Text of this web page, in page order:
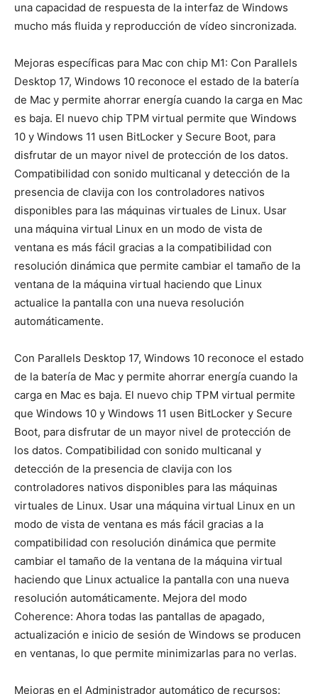
una capacidad de respuesta de la interfaz de Windows
mucho más fluida y reproducción de vídeo sincronizada.
Mejoras específicas para Mac con chip M1: Con Parallels
Desktop 17, Windows 10 reconoce el estado de la batería
de Mac y permite ahorrar energía cuando la carga en Mac
es baja. El nuevo chip TPM virtual permite que Windows
10 y Windows 11 usen BitLocker y Secure Boot, para
disfrutar de un mayor nivel de protección de los datos.
Compatibilidad con sonido multicanal y detección de la
presencia de clavija con los controladores nativos
disponibles para las máquinas virtuales de Linux. Usar
una máquina virtual Linux en un modo de vista de
ventana es más fácil gracias a la compatibilidad con
resolución dinámica que permite cambiar el tamaño de la
ventana de la máquina virtual haciendo que Linux
actualice la pantalla con una nueva resolución
automáticamente.
Con Parallels Desktop 17, Windows 10 reconoce el estado
de la batería de Mac y permite ahorrar energía cuando la
carga en Mac es baja. El nuevo chip TPM virtual permite
que Windows 10 y Windows 11 usen BitLocker y Secure
Boot, para disfrutar de un mayor nivel de protección de
los datos. Compatibilidad con sonido multicanal y
detección de la presencia de clavija con los
controladores nativos disponibles para las máquinas
virtuales de Linux. Usar una máquina virtual Linux en un
modo de vista de ventana es más fácil gracias a la
compatibilidad con resolución dinámica que permite
cambiar el tamaño de la ventana de la máquina virtual
haciendo que Linux actualice la pantalla con una nueva
resolución automáticamente. Mejora del modo
Coherence: Ahora todas las pantallas de apagado,
actualización e inicio de sesión de Windows se producen
en ventanas, lo que permite minimizarlas para no verlas.
Mejoras en el Administrador automático de recursos: